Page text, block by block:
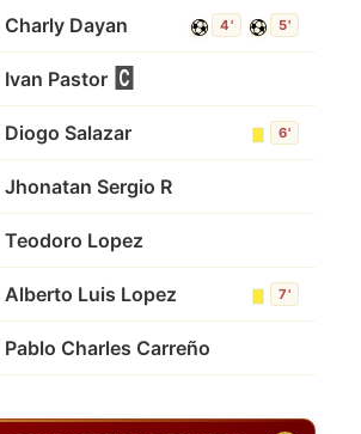
Charly Dayan 4' 5'
Ivan Pastor
Diogo Salazar 6'
Jhonatan Sergio R
Teodoro Lopez
Alberto Luis Lopez 7'
Pablo Charles Carreño